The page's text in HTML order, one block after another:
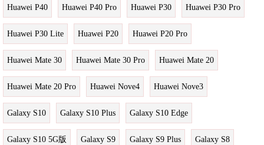
Huawei P40 Huawei P40 Pro Huawei P30 Huawei P30 Pro
Huawei P30 Lite Huawei P20 Huawei P20 Pro
Huawei Mate 30 Huawei Mate 30 Pro Huawei Mate 20
Huawei Mate 20 Pro Huawei Nove4 Huawei Nove3
Galaxy S10 Galaxy S10 Plus Galaxy S10 Edge
Galaxy S10 5G版 Galaxy S9 Galaxy S9 Plus Galaxy S8